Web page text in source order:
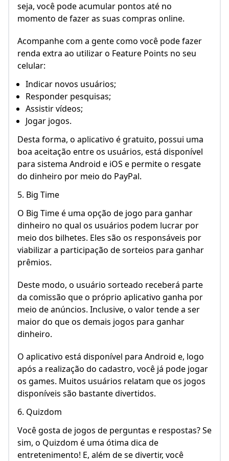
seja, você pode acumular pontos até no
momento de fazer as suas compras online.
Acompanhe com a gente como você pode fazer
renda extra ao utilizar o Feature Points no seu
celular:
Indicar novos usuários;
Responder pesquisas;
Assistir vídeos;
Jogar jogos.
Desta forma, o aplicativo é gratuito, possui uma
boa aceitação entre os usuários, está disponível
para sistema Android e iOS e permite o resgate
do dinheiro por meio do PayPal.
5. Big Time
O Big Time é uma opção de jogo para ganhar
dinheiro no qual os usuários podem lucrar por
meio dos bilhetes. Eles são os responsáveis por
viabilizar a participação de sorteios para ganhar
prêmios.
Deste modo, o usuário sorteado receberá parte
da comissão que o próprio aplicativo ganha por
meio de anúncios. Inclusive, o valor tende a ser
maior do que os demais jogos para ganhar
dinheiro.
O aplicativo está disponível para Android e, logo
após a realização do cadastro, você já pode jogar
os games. Muitos usuários relatam que os jogos
disponíveis são bastante divertidos.
6. Quizdom
Você gosta de jogos de perguntas e respostas? Se
sim, o Quizdom é uma ótima dica de
entretenimento! E, além de se divertir, você